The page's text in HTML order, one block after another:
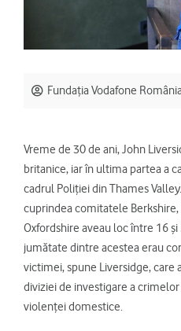
Fundația Vodafone
Vreme de 30 de ani, John
britanice, iar în ultima partea a
cadrul Poliției din Thames
cuprindea comitatele
Oxfordshire aveau loc între 16
jumătate dintre acestea erau
victimei, spune Liversidge, care
diviziei de investigare a
violenței domestice.